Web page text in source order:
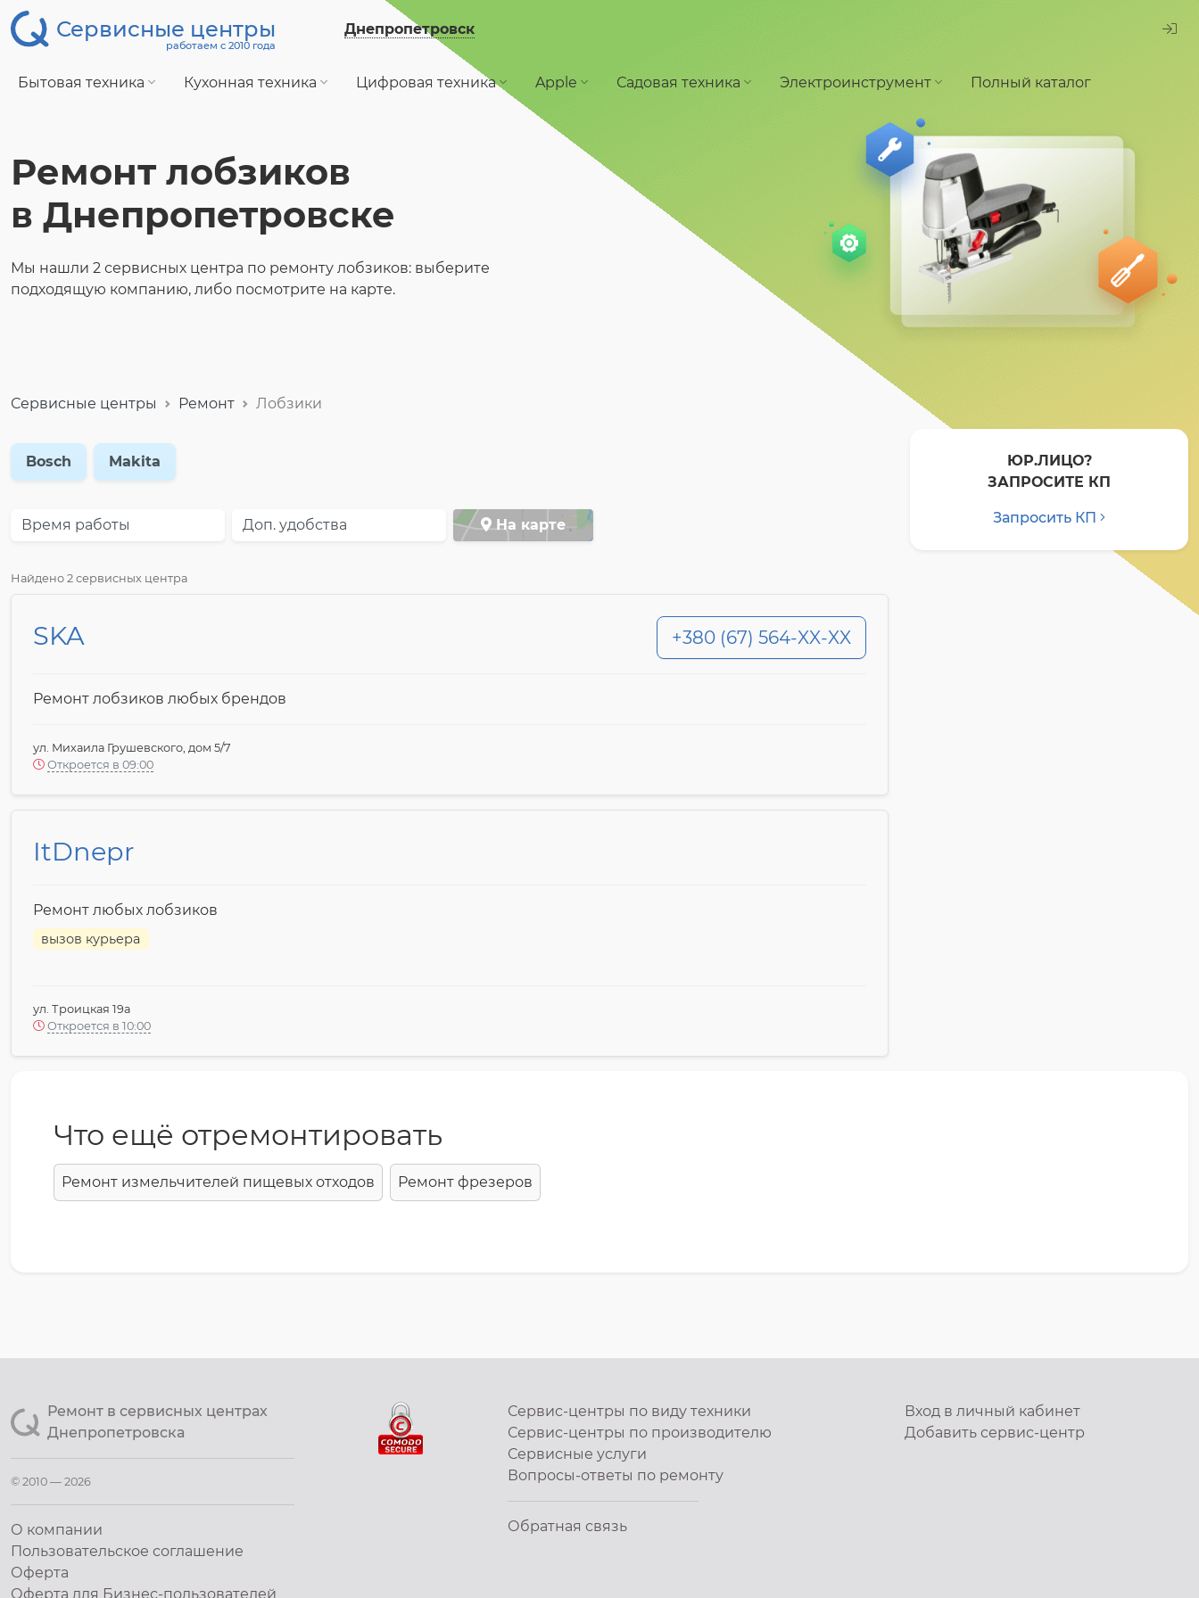
Сервисные центры
работаем с 2010 года
Днепропетровск
Бытовая техника Кухонная техника Цифровая техника Apple Садовая техника Электроинструмент Полный каталог
Ремонт лобзиков
в Днепропетровске
Мы нашли 2 сервисных центра по ремонту лобзиков: выберите
подходящую компанию, либо посмотрите на карте.
Сервисные центры Ремонт Лобзики
Bosch Makita
Время работы Доп. удобства На карте
Найдено 2 сервисных центра
SKA +380 (67) 564-XX-XX
Ремонт лобзиков любых брендов
ул. Михаила Грушевского, дом 5/7
Откроется в 09:00
ItDnepr
Ремонт любых лобзиков
вызов курьера
ул. Троицкая 19а
Откроется в 10:00
ЮР.ЛИЦО?
ЗАПРОСИТЕ КП
Запросить КП
Что ещё отремонтировать
Ремонт измельчителей пищевых отходов Ремонт фрезеров
Ремонт в сервисных центрах
Днепропетровска
© 2010 — 2026
О компании
Пользовательское соглашение
Оферта
Оферта для Бизнес-пользователей
Сервис-центры по виду техники
Сервис-центры по производителю
Сервисные услуги
Вопросы-ответы по ремонту
Обратная связь
Вход в личный кабинет
Добавитьсервис-центр